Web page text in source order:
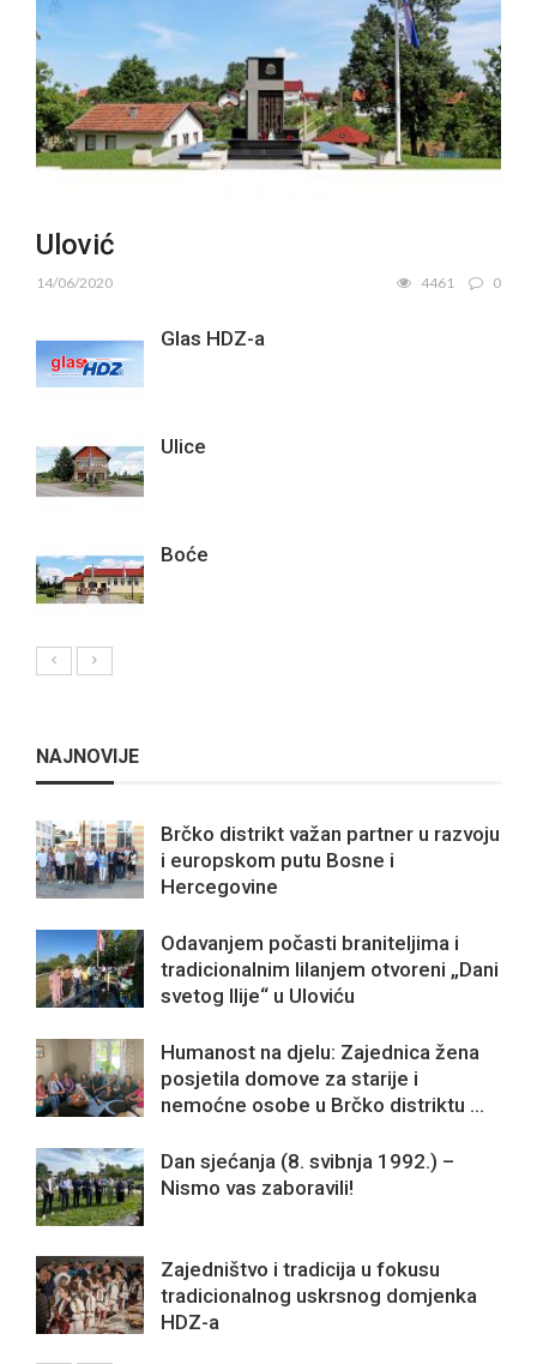
Ulović
14/06/2020 4461 0
Glas HDZ-a
Ulice
Boće
NAJNOVIJE
Brčko distrikt važan partner u razvoju
i europskom putu Bosne i
Hercegovine
Odavanjem počasti braniteljima i
tradicionalnim lilanjem otvoreni „Dani
svetog Ilije“ u Uloviću
Humanost na djelu: Zajednica žena
posjetila domove za starije i
nemoćne osobe u Brčko distriktu ...
Dan sjećanja (8. svibnja 1992.) –
Nismo vas zaboravili!
Zajedništvo i tradicija u fokusu
tradicionalnog uskrsnog domjenka
HDZ-a